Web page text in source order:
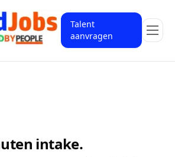
Talent
aanvragen
intake.